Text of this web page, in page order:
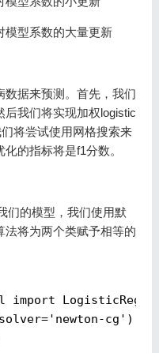
模型系数的大量更新
据来预测。首先，我们
我们将实现加权logistic
将尝试使用网格搜索来
的指标将是f1分数。
们的模型，我们使用默
法将为两个类赋予相等的
import
'newton-cg' )